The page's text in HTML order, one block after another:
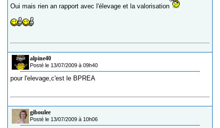
Oui mais rien an rapport avec l'élevage et la valorisation
alpine40
Posté le 13/07/2009 à 09h40
pour l'elevage,c'est le BPREA
giboulee
Posté le 13/07/2009 à 10h06